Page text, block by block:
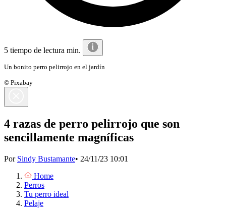
5 tiempo de lectura min.
Un bonito perro pelirrojo en el jardín
© Pixabay
4 razas de perro pelirrojo que son
sencillamente magníficas
Por Sindy Bustamante• 24/11/23 10:01
Home
Perros
Tu perro ideal
Pelaje